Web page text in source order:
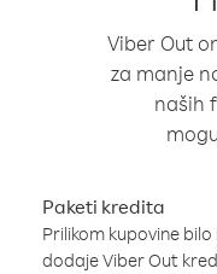
Viber Out
za manje
naših
Paketi kredita
Prilikom kupovine
dodaje Viber Out